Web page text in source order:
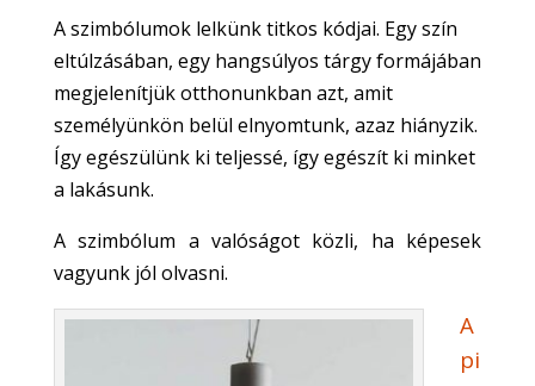
A szimbólumok lelkünk titkos kódjai. Egy szín
eltúlzásában, egy hangsúlyos tárgy formájában
megjelenítjük otthonunkban azt, amit
személyünkön belül elnyomtunk, azaz hiányzik.
Így egészülünk ki teljessé, így egészít ki minket
a lakásunk.
A szimbólum a valóságot közli, ha képesek
vagyunk jól olvasni.
A
pi